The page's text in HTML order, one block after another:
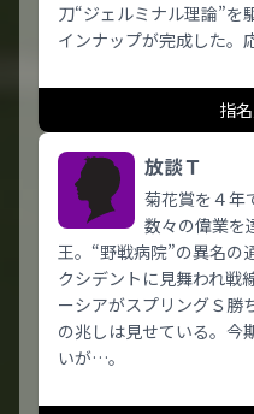
刀“ジェルミナル理論”を
インナップが完成した。
指
放談Ｔ
菊花賞を４年
数々の偉業を
王。“野戦病院”の異名の
クシデントに見舞われ戦
ーシアがスプリングＳ
の兆しは見せている。今
いが…。